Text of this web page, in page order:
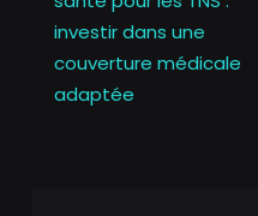
investir dans une
couverture médicale
adaptée